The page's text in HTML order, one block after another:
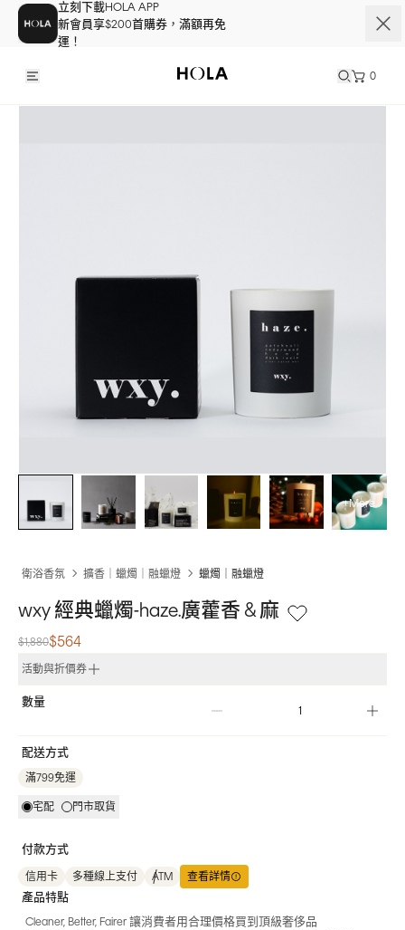
立刻下載HOLA APP
新會員享$200首購券，滿額再免
運！
0
+More
衛浴香氛 擴香｜蠟燭｜融蠟燈 蠟燭｜融蠟燈
wxy 經典蠟燭-haze.廣藿香 & 麻
$1,880$564
活動與折價券
數量
配送方式
滿799免運
宅配 門市取貨
付款方式
信用卡 多種線上支付 ATM 查看詳情
產品特點
Cleaner, Better, Fairer 讓消費者用合理價格買到頂級奢侈品